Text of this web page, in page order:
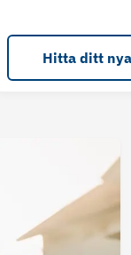
Hitta ditt